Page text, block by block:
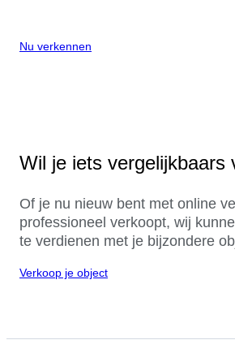
Nu verkennen
Wil je iets vergelijkbaars
Of je nu nieuw bent met online
professioneel verkoopt, wij
te verdienen met je bijzondere
Verkoop je object